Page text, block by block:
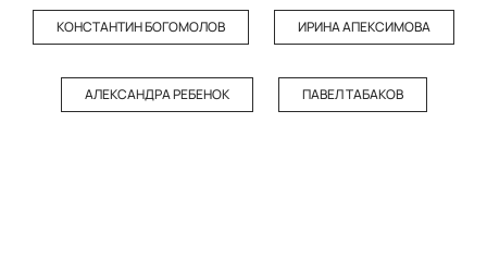
КОНСТАНТИН БОГОМОЛОВ ИРИНА АПЕКСИМОВА
АЛЕКСАНДРА РЕБЕНОК ПАВЕЛ ТАБАКОВ